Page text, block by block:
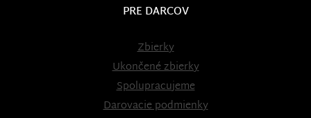
PRE DARCOV
Zbierky
Ukončené zbierky
Spolupracujeme
Darovacie podmienky